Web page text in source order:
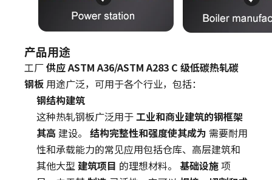
产品用途
工厂供应 ASTM A36/ASTM A283 C 级低碳热轧碳
钢板 用途广泛，可用于各个行业，包括：
钢结构建筑
这种热轧钢板广泛用于工业和商业建筑的钢框架
其高 建设。 结构完整性和强度使其成为 需要耐用
性和承载能力的常见应用包括仓库、高层建筑和
其他大型建筑项目 的理想材料。 基础设施项